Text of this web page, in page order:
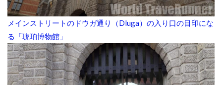
メインストリートのドウガ通り（Dluga）の入り口の目印にな
る「琥珀博物館」